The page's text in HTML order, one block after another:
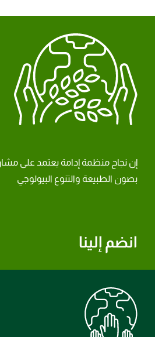
انضم إلينا
إن نجاح منظمة إدامة يعتمد على
بصون الطبيعة والتنوع البيولوجي